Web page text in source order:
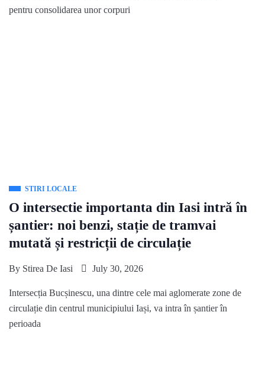
pentru consolidarea unor corpuri
STIRI LOCALE
O intersectie importanta din Iasi intră în
șantier: noi benzi, stație de tramvai
mutată și restricții de circulație
By Stirea De Iasi July 30, 2026
Intersecția Bucșinescu, una dintre cele mai aglomerate zone de
circulație din centrul municipiului Iași, va intra în șantier în
perioada